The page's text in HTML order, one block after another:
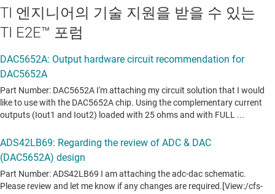
TI 엔지니어의 기술 지원을 받을 수 있는
TI E2E™ 포럼